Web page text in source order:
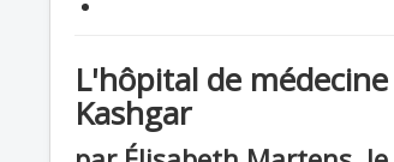
L'hôpital de
Kashgar